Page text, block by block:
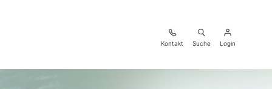
Kontakt Suche Login